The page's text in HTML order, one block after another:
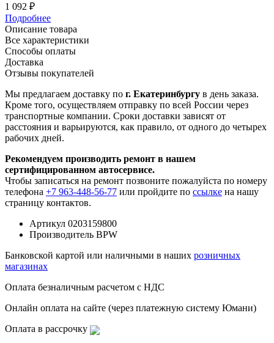
1 092 ₽
Подробнее
Описание товара
Все характеристики
Способы оплаты
Доставка
Отзывы покупателей
Мы предлагаем доставку по г. Екатеринбургу в день заказа.
Кроме того, осуществляем отправку по всей России через
транспортные компании. Сроки доставки зависят от
расстояния и варьируются, как правило, от одного до четырех
рабочих дней.
Рекомендуем производить ремонт в нашем
сертифицированном автосервисе.
Чтобы записаться на ремонт позвоните пожалуйста по номеру
телефона +7 963-448-56-77 или пройдите по ссылке на нашу
страницу контактов.
Артикул 0203159800
Производитель BPW
Банковской картой или наличными в наших розничных
магазинах
Оплата безналичным расчетом с НДС
Онлайн оплата на сайте (через платежную систему Юмани)
Оплата в рассрочку